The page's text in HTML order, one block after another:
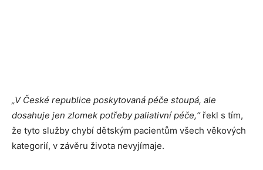
„V České republice poskytovaná péče stoupá, ale
dosahuje jen zlomek potřeby paliativní péče,“řekl s tím,
že tyto služby chybí dětským pacientům všech věkových
kategorií, v závěru života nevyjímaje.